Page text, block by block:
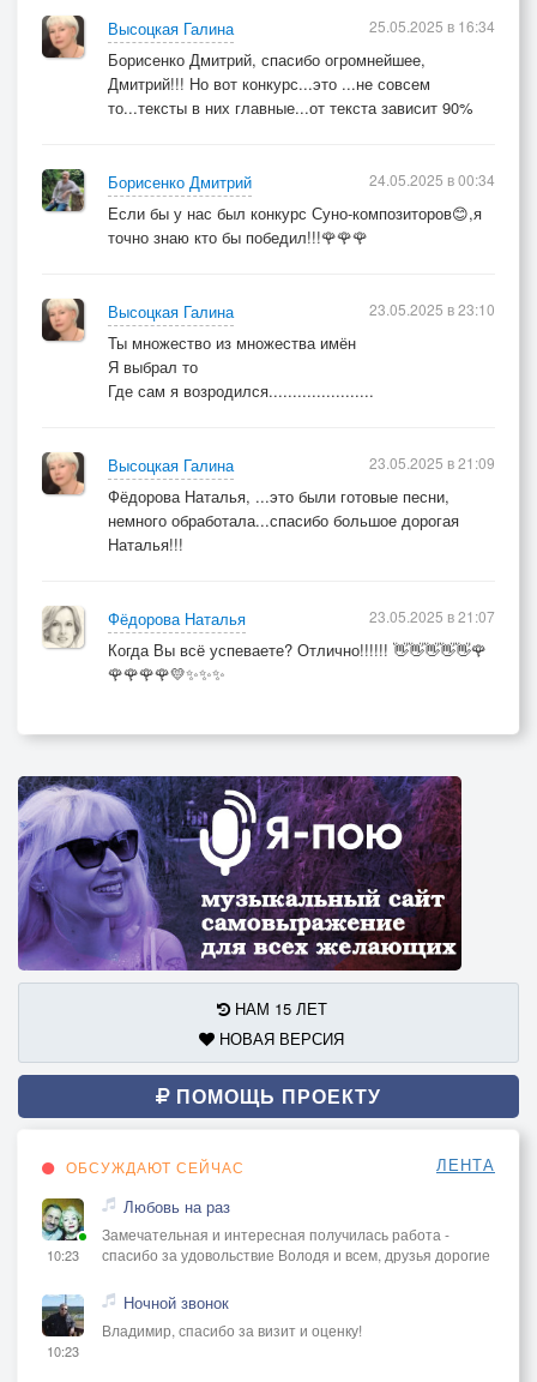
[Финал]
Множество путей
Но я иду один
Сквозь радость дней и горечь перемен
Ты множество всегда
….Мой новый мир...
Свидетельство о публикации №125051101444
Высоцкая Галина
Борисенко Дмитрий, спасибо огромнейшее,
Дмитрий!!! Но вот конкурс...это ...не совсем
то...тексты в них главные...от текста зависит 90%
25.05.2025 в 16:34
Борисенко Дмитрий
Если бы у нас был конкурс Суно-композиторов😊,я
точно знаю кто бы победил!!!🌹🌹🌹
24.05.2025 в 00:34
Высоцкая Галина
Ты множество из множества имён
Я выбрал то
Где сам я возродился......................
23.05.2025 в 23:10
Высоцкая Галина
Фёдорова Наталья, ...это были готовые песни,
немного обработала...спасибо большое дорогая
Наталья!!!
23.05.2025 в 21:09
Фёдорова Наталья
Когда Вы всё успеваете? Отлично!!!!!! 👋👋👋👋👋🌹
🌹🌹🌹🌹💛✨✨✨
23.05.2025 в 21:07
НАМ 15 ЛЕТ
НОВАЯ ВЕРСИЯ
ПОМОЩЬ ПРОЕКТУ
ОБСУЖДАЮТ СЕЙЧАС ЛЕНТА
10:23
Любовь на раз
Замечательная и интересная получилась работа -
спасибо за удовольствие Володя и всем, друзья дорогие
10:23
Ночной звонок
Владимир, спасибо за визит и оценку!